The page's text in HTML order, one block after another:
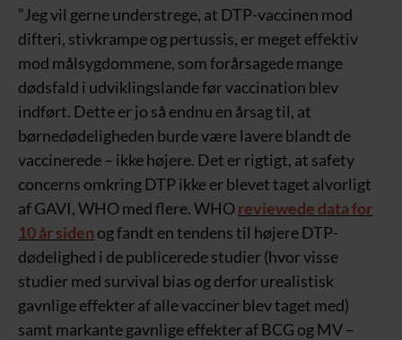
”Jeg vil gerne understrege, at DTP-vaccinen mod
difteri, stivkrampe og pertussis, er meget effektiv
mod målsygdommene, som forårsagede mange
dødsfald i udviklingslande før vaccination blev
indført. Dette er jo så endnu en årsag til, at
børnedødeligheden burde være lavere blandt de
vaccinerede – ikke højere. Det er rigtigt, at safety
concerns omkring DTP ikke er blevet taget alvorligt
af GAVI, WHO med flere. WHOreviewede data for
10 år siden og fandt en tendens til højere DTP-
dødelighed i de publicerede studier (hvor visse
studier med survival bias og derfor urealistisk
gavnlige effekter af alle vacciner blev taget med)
samt markante gavnlige effekter af BCG og MV –